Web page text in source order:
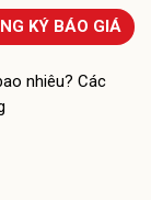
KÝ BÁO GIÁ
nhiêu? Các